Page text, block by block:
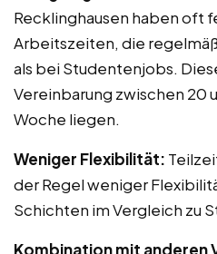
Recklinghausen haben oft
Arbeitszeiten, die
als bei Studentenjobs.
Vereinbarung zwischen 20
Woche liegen.
Weniger Flexibilität:
der Regel weniger
Schichten im Vergleich zu
Kombination mit anderen